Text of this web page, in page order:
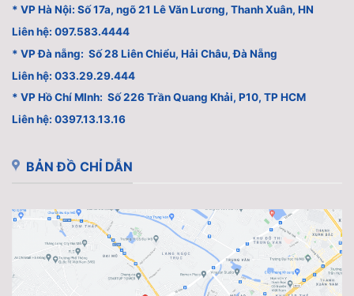
* VP Hà Nội: Số 17a, ngõ 21 Lê Văn Lương, Thanh Xuân, HN
Liên hệ: 097.583.4444
* VP Đà nẵng: Số 28 Liên Chiểu, Hải Châu, Đà Nẵng
Liên hệ: 033.29.29.444
* VP Hồ Chí MInh: Số 226 Trần Quang Khải, P10, TP HCM
Liên hệ: 0397.13.13.16
BẢN ĐỒ CHỈ DẪN